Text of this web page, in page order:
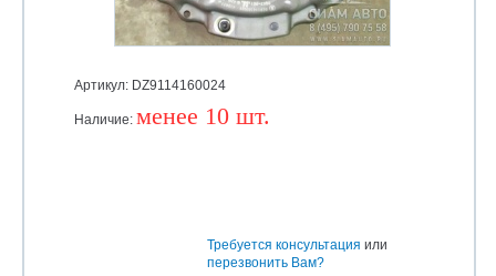
Артикул: DZ9114160024
Наличие: менее 10 шт.
Требуется консультация или
перезвонить Вам?